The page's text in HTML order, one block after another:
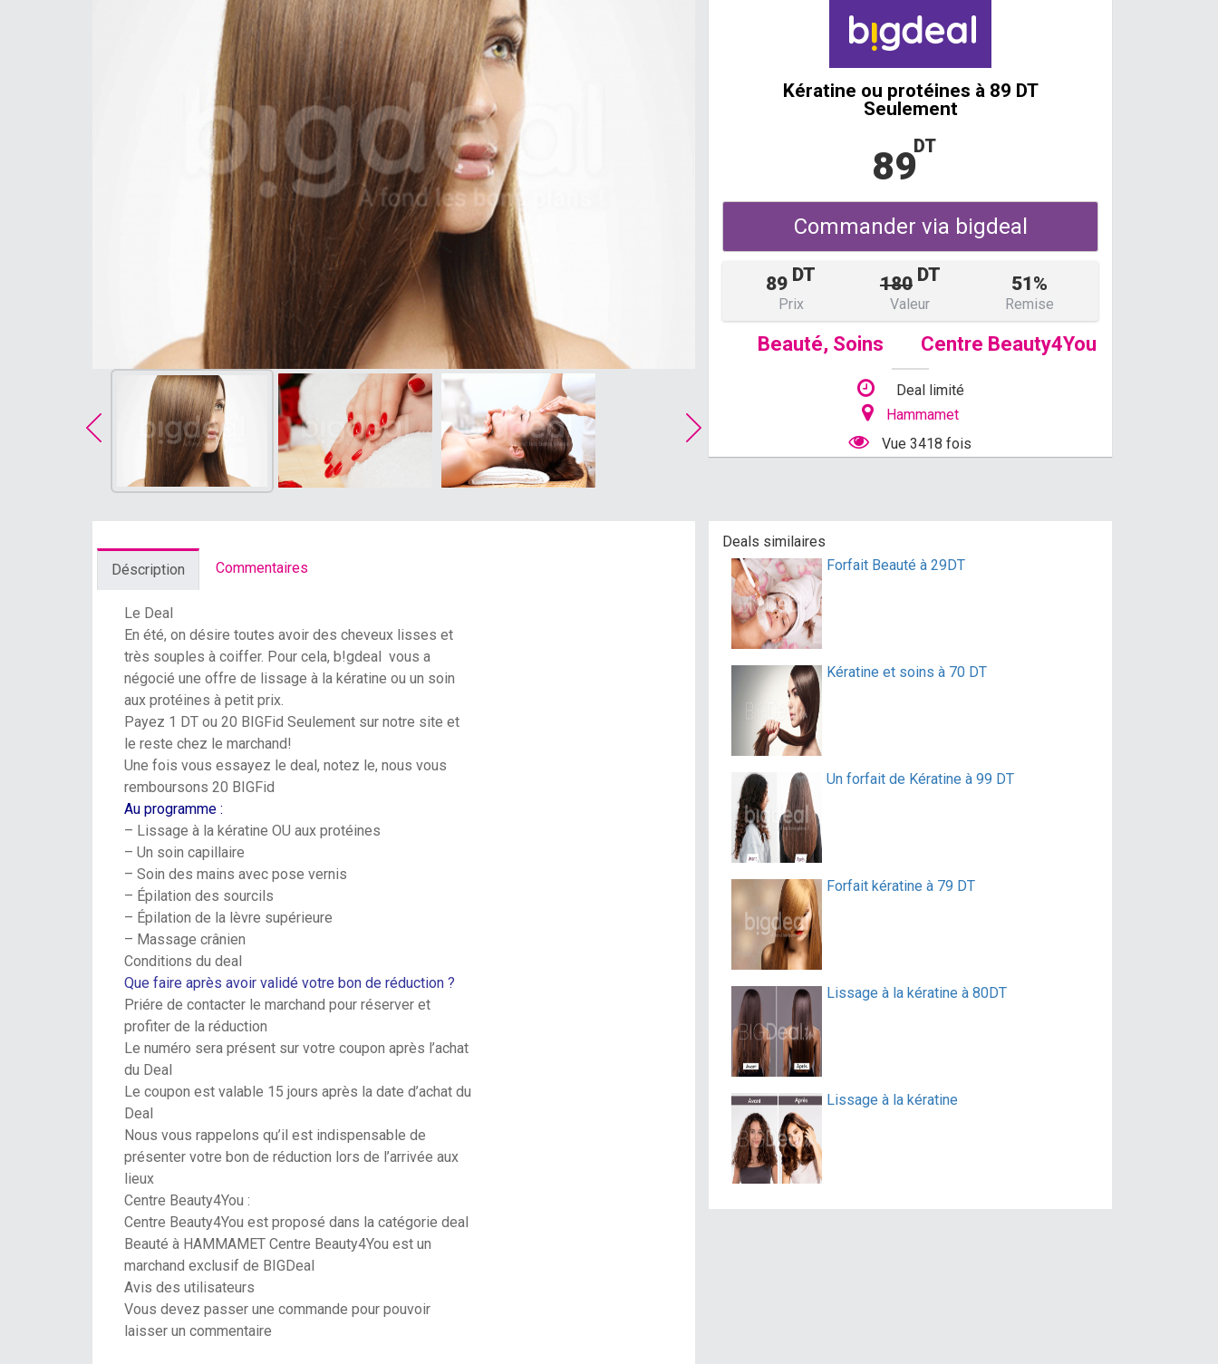
Kératine ou protéines à 89 DT
Seulement
89DT
Commander via bigdeal
89 DT 180 DT 51%
Prix Valeur Remise
Beauté, Soins Centre Beauty4You
Deal limité
Hammamet
Vue 3418 fois
Déscription Commentaires
Le Deal
En été, on désire toutes avoir des cheveux lisses et
très souples à coiffer. Pour cela, b!gdeal vous a
négocié une offre de lissage à la kératine ou un soin
aux protéines à petit prix.
Payez 1 DT ou 20 BIGFid Seulement sur notre site et
le reste chez le marchand!
Une fois vous essayez le deal, notez le, nous vous
remboursons 20 BIGFid
Au programme :
– Lissage à la kératine OU aux protéines
– Un soin capillaire
– Soin des mains avec pose vernis
– Épilation des sourcils
– Épilation de la lèvre supérieure
– Massage crânien
Conditions du deal
Que faire après avoir validé votre bon de réduction ?
Priére de contacter le marchand pour réserver et
profiter de la réduction
Le numéro sera présent sur votre coupon après l’achat
du Deal
Le coupon est valable 15 jours après la date d’achat du
Deal
Nous vous rappelons qu’il est indispensable de
présenter votre bon de réduction lors de l’arrivée aux
lieux
Centre Beauty4You :
Centre Beauty4You est proposé dans la catégorie deal
Beauté à HAMMAMET Centre Beauty4You est un
marchand exclusif de BIGDeal
Avis des utilisateurs
Vous devez passer une commande pour pouvoir
laisser un commentaire
Deals similaires
Forfait Beauté à 29DT
Kératine et soins à 70 DT
Un forfait de Kératine à 99 DT
Forfait kératine à 79 DT
Lissage à la kératine à 80DT
Lissage à la kératine